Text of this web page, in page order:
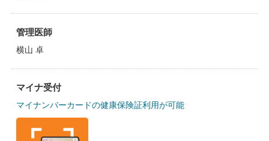
管理医師
横山 卓
マイナ受付
マイナンバーカードの健康保険証利用が可能